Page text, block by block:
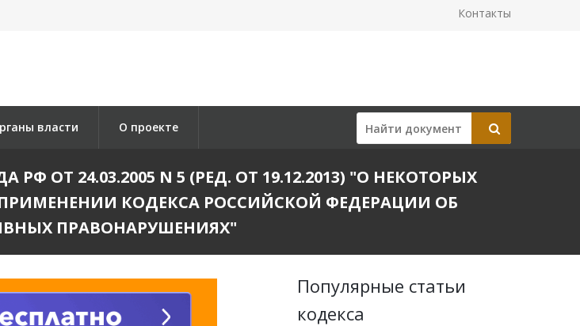
Контакты
власти О проекте
ОТ 24.03.2005 N 5 (РЕД. ОТ 19.12.2013) "О НЕКОТОРЫХ
КОДЕКСА РОССИЙСКОЙ ФЕДЕРАЦИИ ОБ
ПРАВОНАРУШЕНИЯХ"
Популярные статьи
кодекса